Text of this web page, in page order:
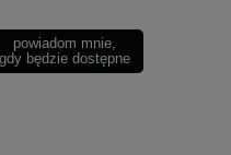
powiadom mnie,
gdy będzie dostępne